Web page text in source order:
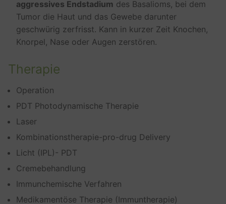
aggressives Endstadium des Basalioms, bei dem
Tumor die Haut und das Gewebe darunter
geschwürig zerfrisst. Kann in kurzer Zeit Knochen,
Knorpel, Nase oder Augen zerstören.
Therapie
Operation
PDT Photodynamische Therapie
Laser
Kombinationstherapie-pro-drug Delivery
Licht (IPL)- PDT
Cremebehandlung
Immunchemische Verfahren
Medikamentöse Therapie (Immuntherapie)